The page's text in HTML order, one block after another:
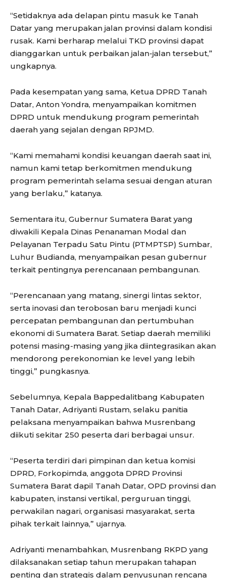
“Setidaknya ada delapan pintu masuk ke Tanah
Datar yang merupakan jalan provinsi dalam kondisi
rusak. Kami berharap melalui TKD provinsi dapat
dianggarkan untuk perbaikan jalan-jalan tersebut,”
ungkapnya.
Pada kesempatan yang sama, Ketua DPRD Tanah
Datar, Anton Yondra, menyampaikan komitmen
DPRD untuk mendukung program pemerintah
daerah yang sejalan dengan RPJMD.
“Kami memahami kondisi keuangan daerah saat ini,
namun kami tetap berkomitmen mendukung
program pemerintah selama sesuai dengan aturan
yang berlaku,” katanya.
Sementara itu, Gubernur Sumatera Barat yang
diwakili Kepala Dinas Penanaman Modal dan
Pelayanan Terpadu Satu Pintu (PTMPTSP) Sumbar,
Luhur Budianda, menyampaikan pesan gubernur
terkait pentingnya perencanaan pembangunan.
“Perencanaan yang matang, sinergi lintas sektor,
serta inovasi dan terobosan baru menjadi kunci
percepatan pembangunan dan pertumbuhan
ekonomi di Sumatera Barat. Setiap daerah memiliki
potensi masing-masing yang jika diintegrasikan akan
mendorong perekonomian ke level yang lebih
tinggi,” pungkasnya.
Sebelumnya, Kepala Bappedalitbang Kabupaten
Tanah Datar, Adriyanti Rustam, selaku panitia
pelaksana menyampaikan bahwa Musrenbang
diikuti sekitar 250 peserta dari berbagai unsur.
“Peserta terdiri dari pimpinan dan ketua komisi
DPRD, Forkopimda, anggota DPRD Provinsi
Sumatera Barat dapil Tanah Datar, OPD provinsi dan
kabupaten, instansi vertikal, perguruan tinggi,
perwakilan nagari, organisasi masyarakat, serta
pihak terkait lainnya,” ujarnya.
Adriyanti menambahkan, Musrenbang RKPD yang
dilaksanakan setiap tahun merupakan tahapan
penting dan strategis dalam penyusunan rencana